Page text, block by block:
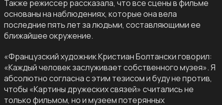
Также режиссер рассказала, что все сцены в фильме
основаны на наблюдениях, которые она вела
последние пять лет за людьми, составляющими ее
ближайшее окружение.
«Французский художник Кристиан Болтански говорил:
«Каждый человек заслуживает собственного музея». Я
абсолютно согласна с этим тезисом и буду не против,
чтобы «Картины дружеских связей» считались не
только фильмом, но и музеем потерянных